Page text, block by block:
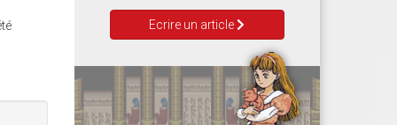
Ecrire un article